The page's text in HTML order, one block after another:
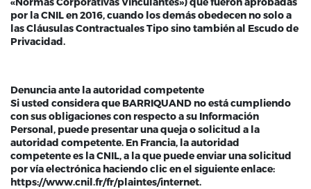
por la CNIL en 2016, cuando los demás obedecen no solo a
las Cláusulas Contractuales Tipo sino también al Escudo de
Privacidad.
Denuncia ante la autoridad competente
Si usted considera que BARRIQUAND no está cumpliendo
con sus obligaciones con respecto a su Información
Personal, puede presentar una queja o solicitud a la
autoridad competente. En Francia, la autoridad
competente es la CNIL, a la que puede enviar una solicitud
por vía electrónica haciendo clic en el siguiente enlace:
https://www.cnil.fr/fr/plaintes/internet.